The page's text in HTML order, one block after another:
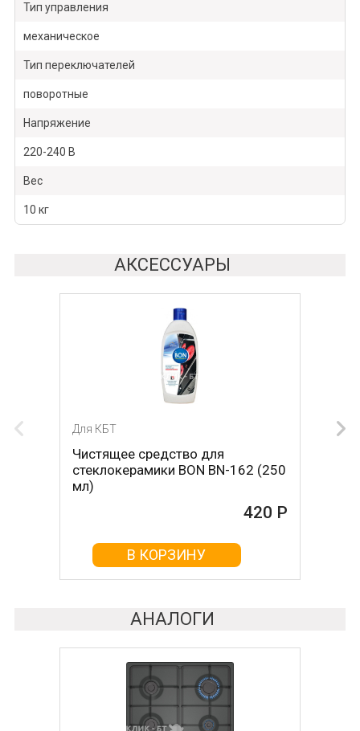
Тип управления
механическое
Тип переключателей
поворотные
Напряжение
220-240 В
Вес
10 кг
АКСЕССУАРЫ
Для КБТ
Чистящее средство для
стеклокерамики BON BN-162 (250
мл)
420 Р
В КОРЗИНУ
Для КБТ
Скребок для ухода за
стеклокерамикой BON BN-603
В КОРЗИНУ
АНАЛОГИ